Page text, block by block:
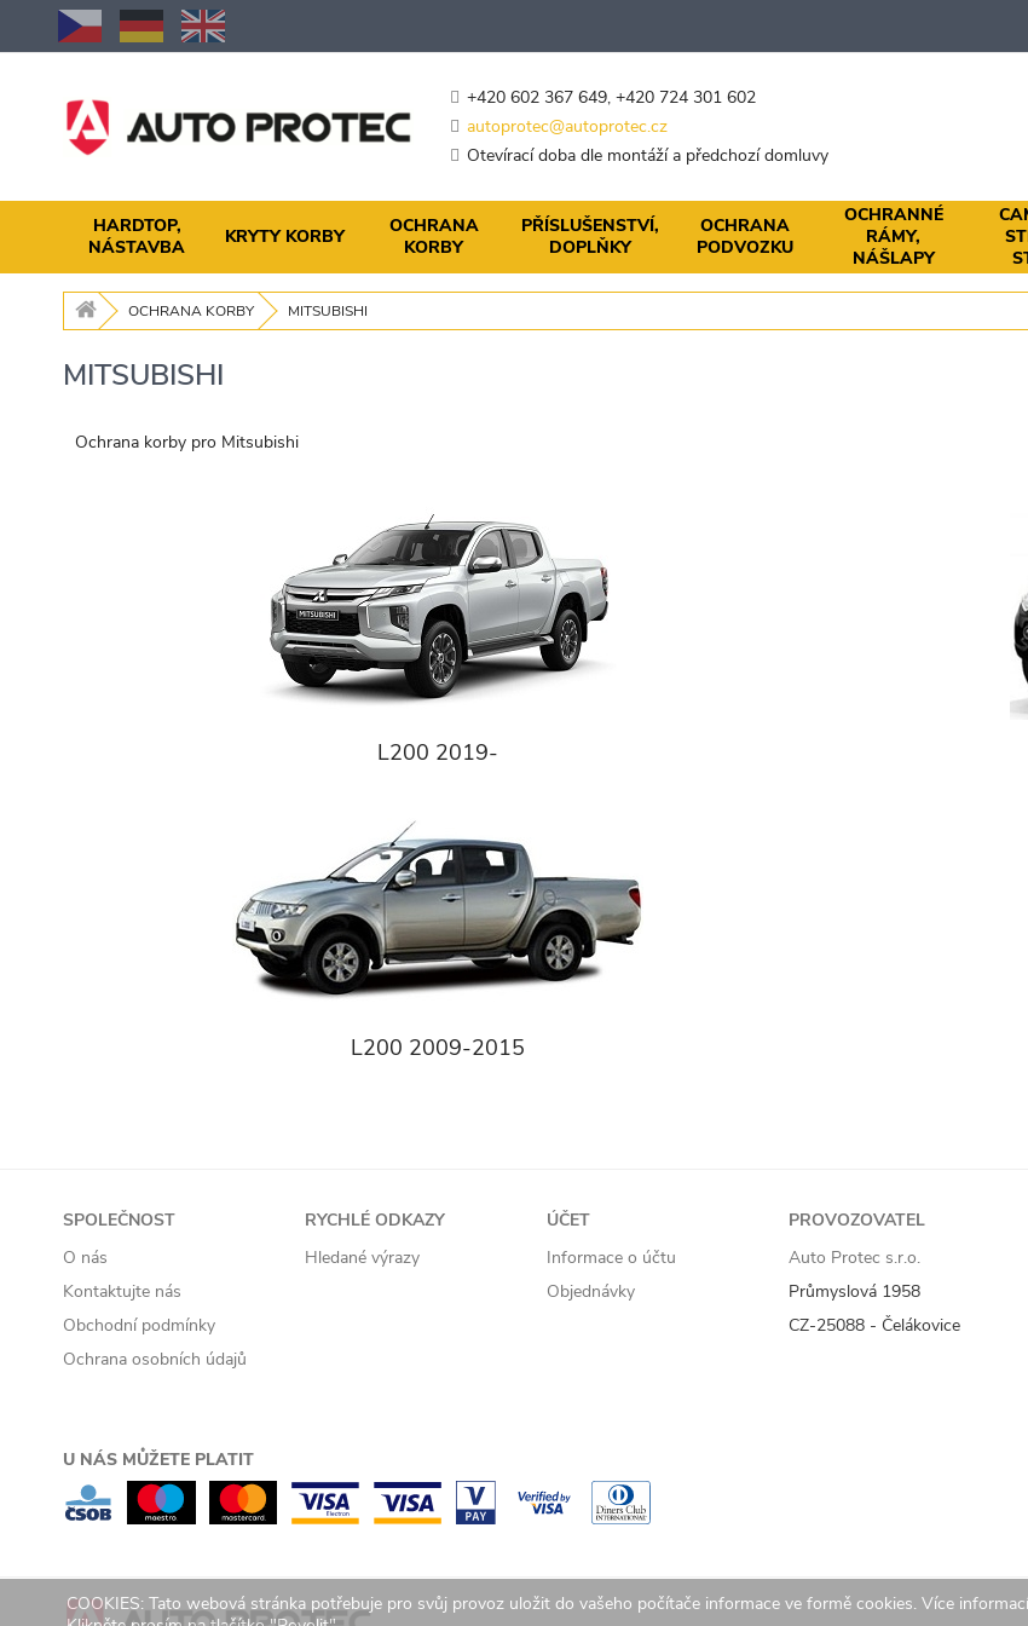
COOKIES: Tato webová stránka potřebuje pro svůj provoz uložit do vašeho počítače informace ve formě cookies. Více
Přejít
na
obsah
+420 602 367 649, +420 724 301 602
autoprotec@autoprotec.cz
Otevírací doba dle montáží a předchozí domluvy
HARDTOP,
NÁSTAVBA
KRYTY KORBY
OCHRANA
KORBY
PŘÍSLUŠENSTVÍ,
DOPLŇKY
OCHRANA
PODVOZKU
OCHRANNÉ
RÁMY,
NÁŠLAPY
OCHRANA KORBY MITSUBISHI
MITSUBISHI
Ochrana korby pro Mitsubishi
L200 2019-
L200 2009-2015
SPOLEČNOST
O nás
Kontaktujte nás
Obchodní podmínky
Ochrana osobních údajů
RYCHLÉ ODKAZY
Hledané výrazy
ÚČET
Informace o účtu
Objednávky
PROVOZOVATEL
Auto Protec s.r.o.
Průmyslová 1958
CZ-25088 - Čelákovice
U NÁS MŮŽETE PLATIT